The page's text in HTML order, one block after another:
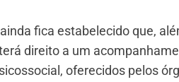
fica estabelecido que,
direito a um
oferecidos pelos